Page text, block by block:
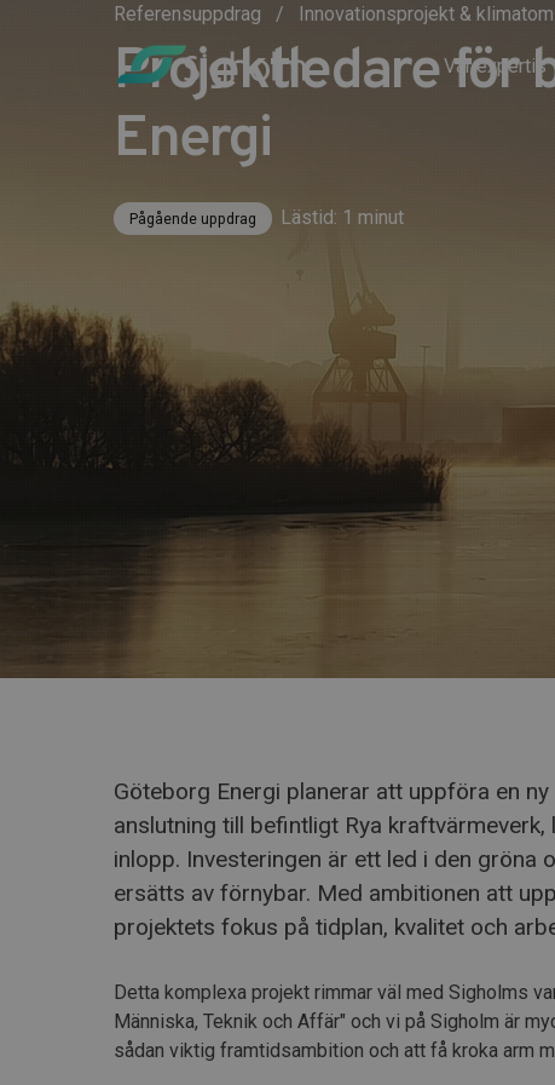
Vår expertis
Referensuppdrag Innovationsprojekt &
Projektledare för
Energi
Pågående uppdrag Lästid: 1 minut
Göteborg Energi planerar att uppföra en
anslutning till befintligt Rya
inlopp. Investeringen är ett led i den
ersätts av förnybar. Med ambitionen att
projektets fokus på tidplan, kvalitet och
Detta komplexa projekt rimmar väl med Sigholms
Människa, Teknik och Affär" och vi på Sigholm är
sådan viktig framtidsambition och att få kroka arm